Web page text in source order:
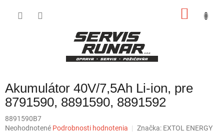
Akumulátor 40V/7,5Ah Li-ion, pre
8791590, 8891590, 8891592
8891590B7
Priemerné
Neohodnotené Podrobnosti hodnotenia Značka: EXTOL ENERGY